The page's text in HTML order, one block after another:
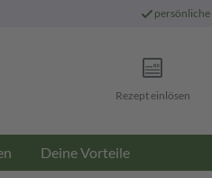
persönliche
Rezept einlösen
Deine Vorteile